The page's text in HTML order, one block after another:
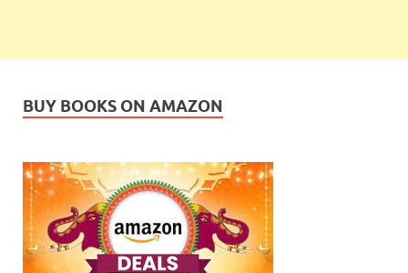
BUY BOOKS ON AMAZON